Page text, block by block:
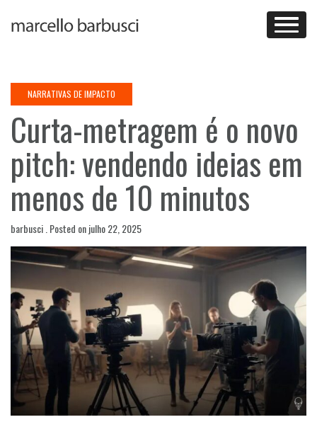
NARRATIVAS DE IMPACTO
Curta-metragem é o novo
pitch: vendendo ideias em
menos de 10 minutos
barbusci .Posted onjulho 22, 2025